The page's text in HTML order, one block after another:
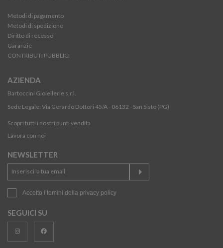
Metodi di pagamento
Metodi di spedizione
Diritto di recesso
Garanzie
CONTRIBUTI PUBBLICI
AZIENDA
Bartoccini Gioiellerie s.r.l.
Sede Legale: Via Gerardo Dottori 45/A - 06132 - San Sisto (PG)
Scopri tutti i nostri punti vendita
Lavora con noi
NEWSLETTER
Accetto i temini della privacy policy
SEGUICI SU